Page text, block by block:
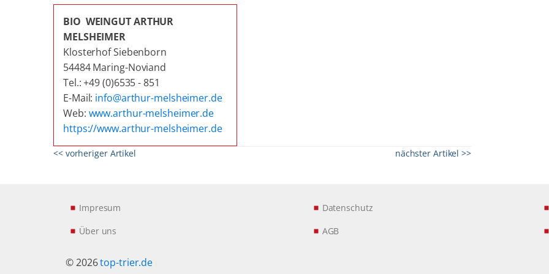
BIO WEINGUT ARTHUR
MELSHEIMER
Klosterhof Siebenborn
54484 Maring-Noviand
Tel.: +49 (0)6535 - 851
E-Mail: info@arthur-melsheimer.de
Web: www.arthur-melsheimer.de
https://www.arthur-melsheimer.de
<< vorheriger Artikel nächster Artikel >>
Impresum
Über uns
Datenschutz
AGB
© 2026top-trier.de